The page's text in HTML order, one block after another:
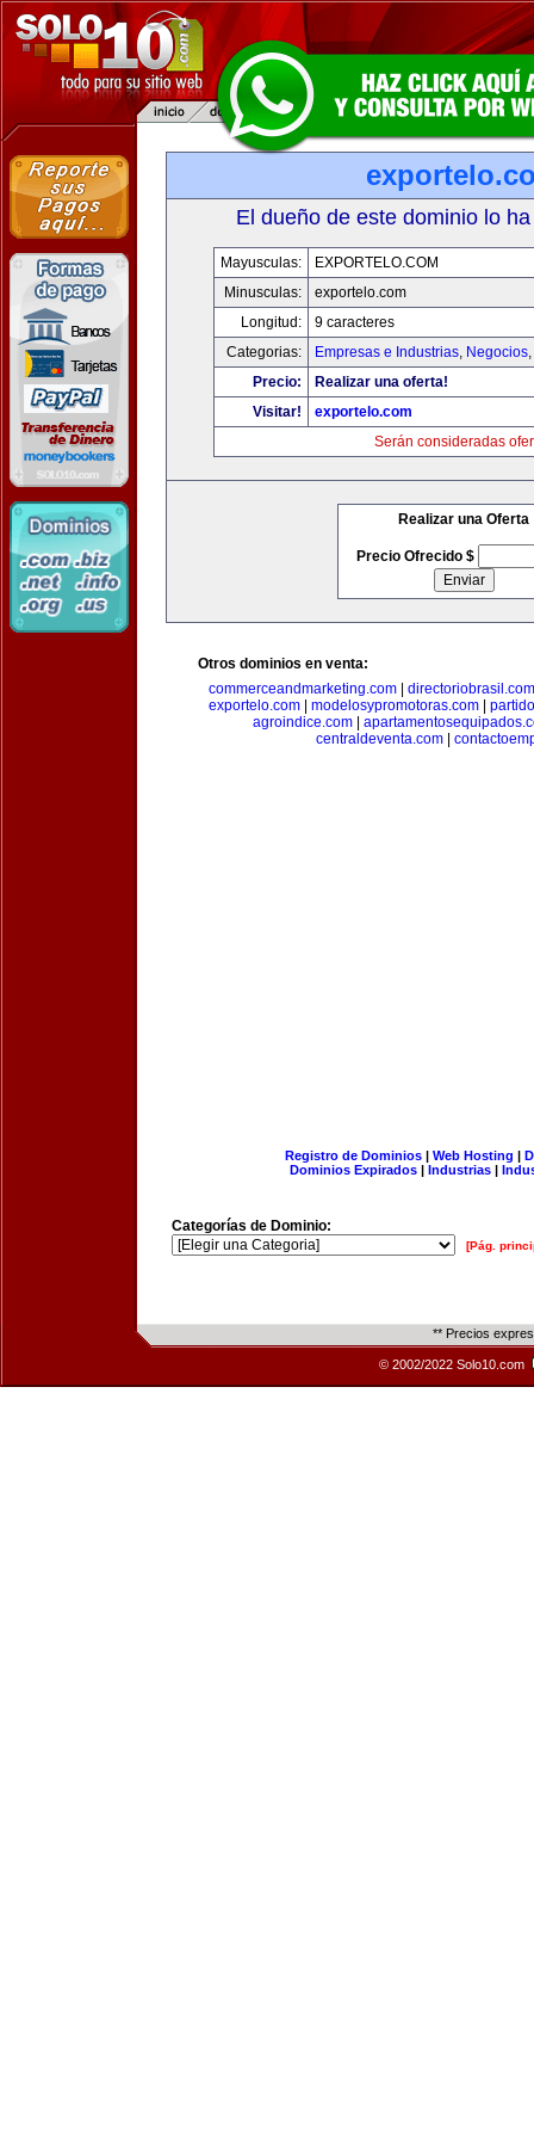
El dueño de este dominio lo
Mayusculas:
EXPORTELO.COM
Minusculas:
exportelo.com
Longitud:
9 caracteres
Categorias:
Empresas e Industrias, Negocios,
Precio:
Realizar una oferta!
Visitar!
exportelo.com
Serán consideradas
Realizar una Oferta
Precio Ofrecido $
Otros dominios en venta:
commerceandmarketing.com| directoriobrasil.com
exportelo.com
modelosypromotoras.com
agroindice.com
centraldeventa.com
Registro de Dominios| Web Hosting |
Dominios Expirados | Industrias |
Categorías de Dominio:
[Pág.
** Precios
© 2002/2022 Solo10.com